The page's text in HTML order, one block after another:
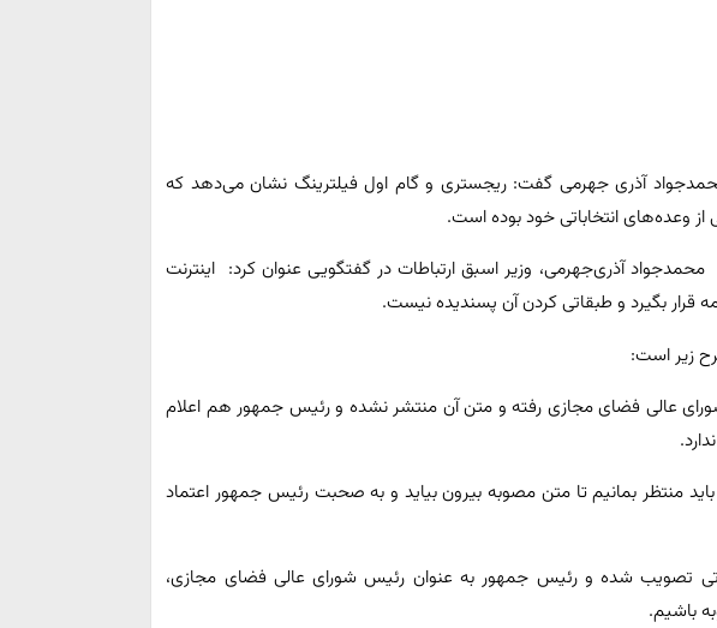
آذری جهرمی گفت: ریجستری و گام اول فیلترینگ نشان می‌دهد که
وعده‌های انتخاباتی خود بوده است.
محمدجواد آذری‌جهرمی، وزیر اسبق ارتباطات در گفتگویی عنوان کرد: اینترنت
قرار بگیرد و طبقاتی کردن آن پسندیده نیست.
زیر است:
عالی فضای مجازی رفته و متن آن منتشر نشده و رئیس جمهور هم اعلام
منتظر بمانیم تا متن مصوبه بیرون بیاید و به صحبت رئیس جمهور اعتماد
تصویب شده و رئیس جمهور به عنوان رئیس شورای عالی فضای مجازی،
باشیم.